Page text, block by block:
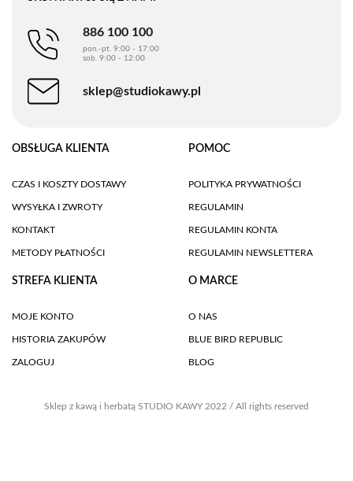
886 100 100
pon.-pt. 9:00 - 17:00
sob. 9:00 - 12:00
sklep@studiokawy.pl
OBSŁUGA KLIENTA
CZAS I KOSZTY DOSTAWY
WYSYŁKA I ZWROTY
KONTAKT
METODY PŁATNOŚCI
POMOC
POLITYKA PRYWATNOŚCI
REGULAMIN
REGULAMIN KONTA
REGULAMIN NEWSLETTERA
STREFA KLIENTA
MOJE KONTO
HISTORIA ZAKUPÓW
ZALOGUJ
O MARCE
O NAS
BLUE BIRD REPUBLIC
BLOG
Sklep z kawą i herbatą STUDIO KAWY 2022 / All rights reserved